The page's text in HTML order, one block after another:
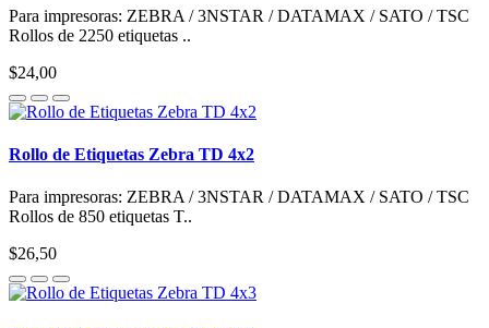
Para impresoras: ZEBRA / 3NSTAR / DATAMAX / SATO / TSC
Rollos de 2250 etiquetas ..
$24,00
Rollo de Etiquetas Zebra TD 4x2
Para impresoras: ZEBRA / 3NSTAR / DATAMAX / SATO / TSC
Rollos de 850 etiquetas T..
$26,50